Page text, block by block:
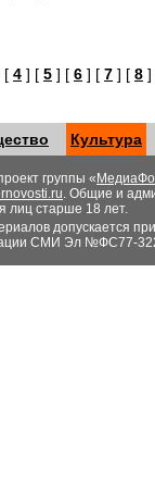
[ 4 ] [ 5 ] [ 6 ] [ 7 ] [ 8
Культура
группы «
. Общие и
лиц старше 18 лет.
допускается
СМИ Эл №ФС77-